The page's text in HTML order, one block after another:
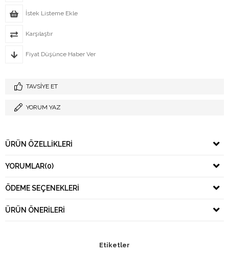
İstek Listeme Ekle
Karşılaştır
Fiyat Düşünce Haber Ver
TAVSIYE ET
YORUM YAZ
ÜRÜN ÖZELLIKLERI
YORUMLAR(0)
ÖDEME SEÇENEKLERI
ÜRÜN ÖNERILERI
Etiketler